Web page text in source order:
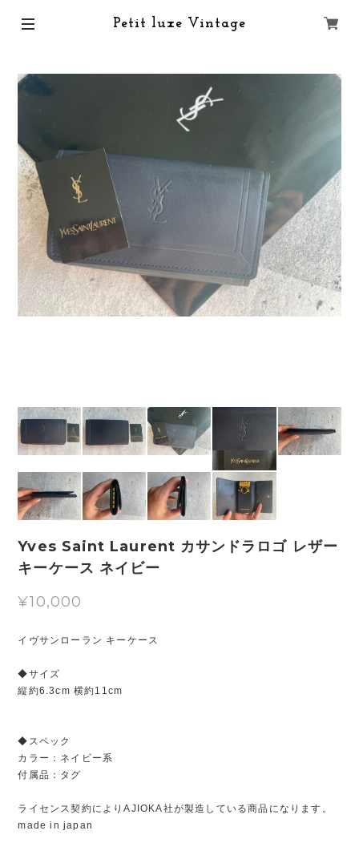
Petit luxe Vintage
Yves Saint Laurent カサンドラロゴ レザー
キーケース ネイビー
¥10,000
イヴサンローラン キーケース
◆サイズ
縦約6.3cm 横約11cm
◆スペック
カラー：ネイビー系
付属品：タグ
ライセンス契約によりAJIOKA社が製造している商品になります。
made in japan